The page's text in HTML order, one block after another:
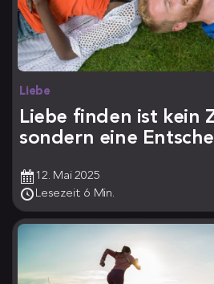
Liebe
Liebe finden ist kein
sondern eine
12. Mai 2025
Lesezeit: 6 Min.